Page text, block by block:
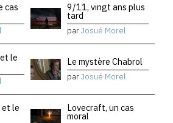
cas 9/11, vingt ans plus
tard
parJosué Morel
le Le mystère Chabrol
parJosué Morel
et le Lovecraft, un cas
moral